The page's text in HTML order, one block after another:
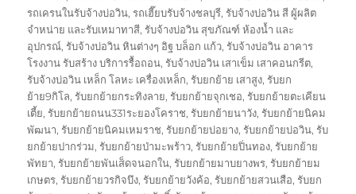
รถเครนในรับจ้างบ่อวิน,รถเฮี๊ยบรับจ้างชลบุรี,รับจ้างบ่อวิน สี ผู้ผลิต
จำหน่าย และรับเหมาทาสี,รับจ้างบ่อวิน สุขภัณฑ์ ห้องน้ำ และ
อุปกรณ์,รับจ้างบ่อวิน หินต่างๆ อิฐ บล็อก แก้ว,รับจ้างบ่อวิน อาคาร
โรงงาน รับสร้าง บริการรื้อถอน,รับจ้างบ่อวิน เสาเข็ม เสาคอนกรีต,
รับจ้างบ่อวิน เหล็ก โลหะ เครื่องเหล็ก,รับยกย้าย เสาสูง,รับยก
ย้าย9กิโล,รับยกย้ายกระทิงลาย,รับยกย้ายจุกเชอ,รับยกย้ายตะเคียน
เตี้ย,รับยกย้ายถนน331ระยองโคราช,รับยกย้ายนาวัง,รับยกย้ายนิคม
พัฒนา,รับยกย้ายนิคมเหมราช,รับยกย้ายบ่อยาง,รับยกย้ายบ่อวิน,รับ
ยกย้ายปากร่วม,รับยกย้ายป่ามะพร้าว,รับยกย้ายปิ่นทอง,รับยกย้าย
พัทยา,รับยกย้ายพันเส็ดจนอกใน,รับยกย้ายมาบยางพร,รับยกย้ายม
เกษตร,รับยกย้ายวรกิจบึง,รับยกย้ายวังค้อ,รับยกย้ายสวนเสือ,รับยก